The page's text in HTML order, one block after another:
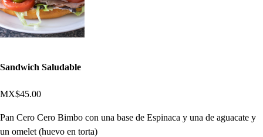
Sandwich Saludable
MX$45.00
Pan Cero Cero Bimbo con una base de Espinaca y una de aguacate y
un omelet (huevo en torta)